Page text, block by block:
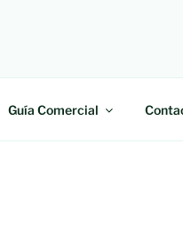
Guía Comercial